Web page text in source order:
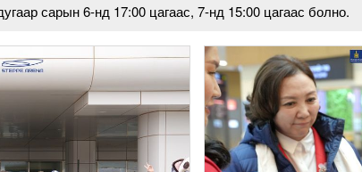
сарын 6-нд 17:00 цагаас, 7-нд 15:00 цагаас болно.